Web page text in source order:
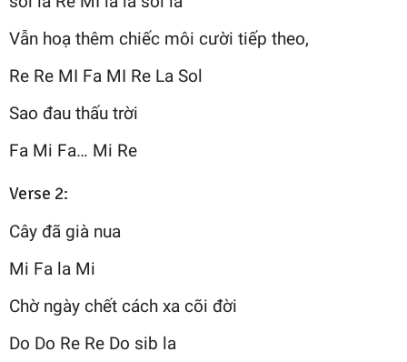
Vẫn hoạ thêm chiếc môi cười tiếp theo,
Re Re MI Fa MI Re La Sol
Sao đau thấu trời
Fa Mi Fa… Mi Re
Verse 2:
Cây đã già nua
Mi Fa la Mi
Chờ ngày chết cách xa cõi đời
Do Do Re Re Do sib la